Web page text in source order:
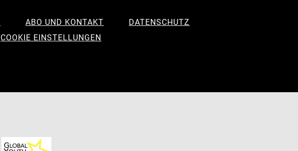
ABO UND KONTAKT
DATENSCHUTZ
COOKIE EINSTELLUNGEN